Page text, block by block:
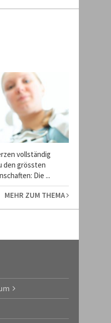
vollständig
den grössten
Die ...
MEHR ZUM THEMA